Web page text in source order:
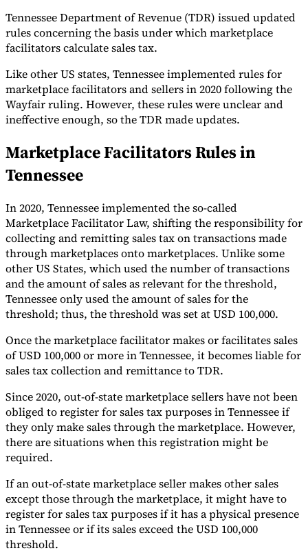
Impuestos indirectos 101
Serie Experto Fiscal
Impuestos indirectos en el comercio electrónicoVAT en la región del
GolfoCómo crear un marco de control de los impuestos
indirectosImpuestos sobre el carbono y tasas medioambientales
Herramientas
Calculadora de VATCalculadora de GSTCalculadora del impuesto
sobre las ventasVerificador de número de VATRastreador de
mandatos de facturación electrónica
Tennessee Department of Revenue (TDR) issued updated
rules concerning the basis under which marketplace
facilitators calculate sales tax.
Like other US states, Tennessee implemented rules for
marketplace facilitators and sellers in 2020 following the
Wayfair ruling. However, these rules were unclear and
ineffective enough, so the TDR made updates.
Marketplace Facilitators Rules in
Tennessee
In 2020, Tennessee implemented the so-called
Marketplace Facilitator Law, shifting the responsibility for
collecting and remitting sales tax on transactions made
through marketplaces onto marketplaces. Unlike some
other US States, which used the number of transactions
and the amount of sales as relevant for the threshold,
Tennessee only used the amount of sales for the
threshold; thus, the threshold was set at USD 100,000.
Once the marketplace facilitator makes or facilitates sales
of USD 100,000 or more in Tennessee, it becomes liable for
sales tax collection and remittance to TDR.
Since 2020, out-of-state marketplace sellers have not been
obliged to register for sales tax purposes in Tennessee if
they only make sales through the marketplace. However,
there are situations when this registration might be
required.
If an out-of-state marketplace seller makes other sales
except those through the marketplace, it might have to
register for sales tax purposes if it has a physical presence
in Tennessee or if its sales exceed the USD 100,000
threshold.